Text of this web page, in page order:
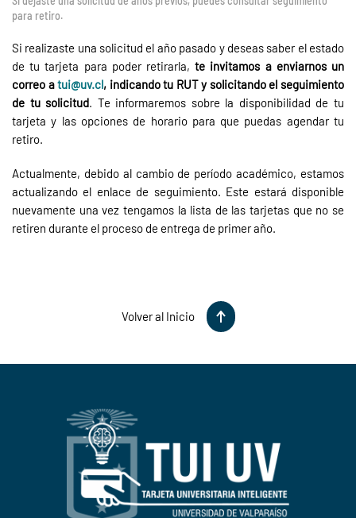
para retiro.
Si realizaste una solicitud el año pasado y deseas saber el estado
de tu tarjeta para poder retirarla,te invitamos a enviarnos un
correo atui@uv.cl, indicando tu RUT y solicitando el seguimiento
de tu solicitud. Te informaremos sobre la disponibilidad de tu
tarjeta y las opciones de horario para que puedas agendar tu
retiro.
Actualmente, debido al cambio de período académico, estamos
actualizando el enlace de seguimiento. Este estará disponible
nuevamente una vez tengamos la lista de las tarjetas que no se
retiren durante el proceso de entrega de primer año.
Volver al Inicio